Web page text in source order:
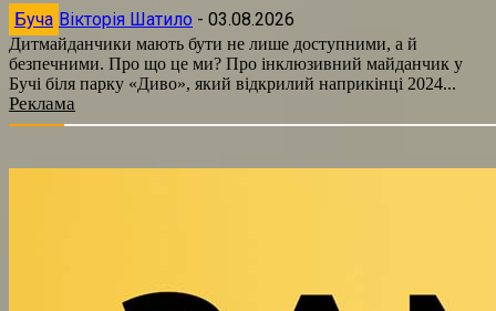
Буча Вікторія Шатило - 03.08.2026
Дитмайданчики мають бути не лише доступними, а й
безпечними. Про що це ми? Про інклюзивний майданчик у
Бучі біля парку «Диво», який відкрилий наприкінці 2024...
Реклама